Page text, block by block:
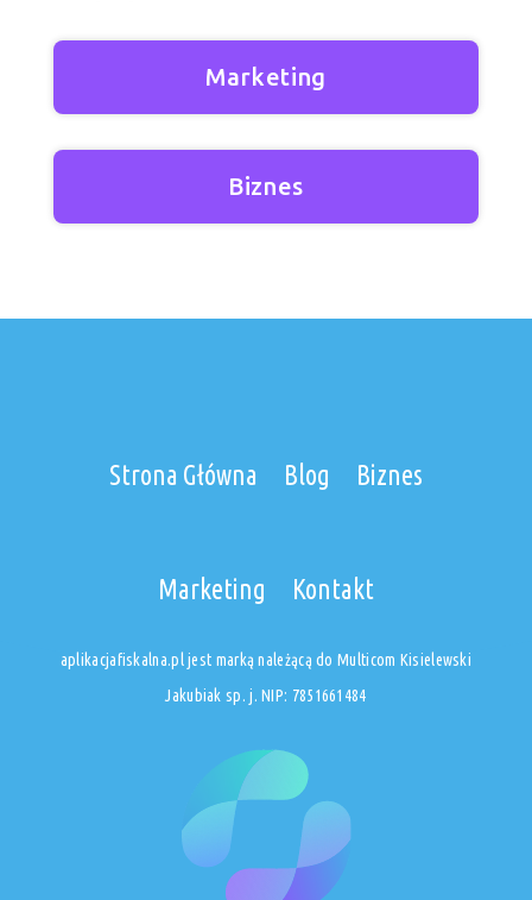
Marketing
Biznes
Strona Główna Blog Biznes
Marketing Kontakt
aplikacjafiskalna.pl jest marką należącą do Multicom Kisielewski
Jakubiak sp. j. NIP: 7851661484